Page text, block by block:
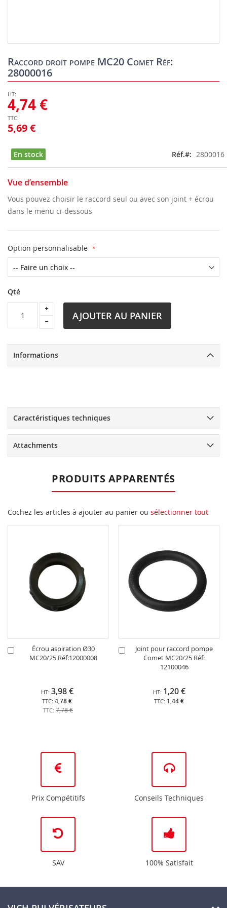
Raccord droit pompe MC20 Comet Réf:
28000016
5,69 €
4,74 €
En stock Réf. 2800016
Vue d’ensemble
Vous pouvez choisir le raccord seul ou avec son joint + écrou
dans le menu ci-dessous
Option personnalisable
Qté
AJOUTER AU PANIER
to
the
beginning
the
images
gallery
Informations
Caractéristiques techniques
Attachments
PRODUITS APPARENTÉS
Cochez les articles à ajouter au panier ou sélectionner tout
Écrou aspiration Ø30
MC20/25 Réf:12000008
4,78 €
3,98 €
7,78 €
Ajouter
Joint pour raccord pompe
Comet MC20/25 Réf:
12100046
1,44 €
1,20 €
Ajouter
Prix Compétitifs Conseils Techniques
SAV 100% Satisfait